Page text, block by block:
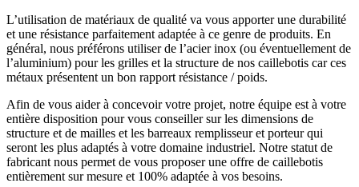
L’utilisation de matériaux de qualité va vous apporter une durabilité
et une résistance parfaitement adaptée à ce genre de produits. En
général, nous préférons utiliser de l’acier inox (ou éventuellement de
l’aluminium) pour les grilles et la structure de nos caillebotis car ces
métaux présentent un bon rapport résistance / poids.
Afin de vous aider à concevoir votre projet, notre équipe est à votre
entière disposition pour vous conseiller sur les dimensions de
structure et de mailles et les barreaux remplisseur et porteur qui
seront les plus adaptés à votre domaine industriel. Notre statut de
fabricant nous permet de vous proposer une offre de caillebotis
entièrement sur mesure et 100% adaptée à vos besoins.